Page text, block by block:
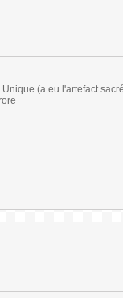
(a eu l'artefact